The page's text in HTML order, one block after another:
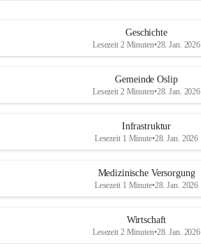
Geschichte
Lesezeit 2 Minuten•28. Jan. 2026
Gemeinde Oslip
Lesezeit 2 Minuten•28. Jan. 2026
Infrastruktur
Lesezeit 1 Minute•28. Jan. 2026
Medizinische Versorgung
Lesezeit 1 Minute•28. Jan. 2026
Wirtschaft
Lesezeit 2 Minuten•28. Jan. 2026